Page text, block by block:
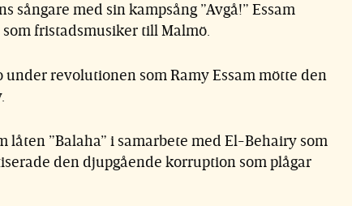
sångare med sin kampsång ”Avgå!” Essam
fristadsmusiker till Malmö.
revolutionen som Ramy Essam mötte den
låten ”Balaha” i samarbete med El-Behairy som
den djupgående korruption som plågar